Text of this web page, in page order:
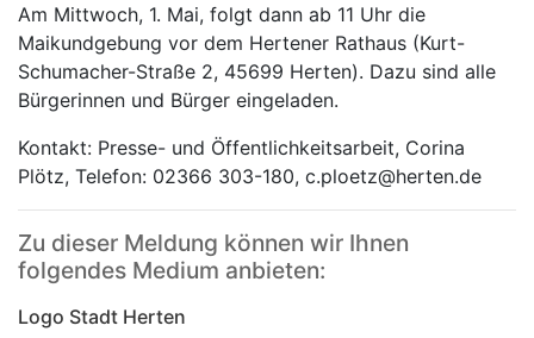
Am Mittwoch, 1. Mai, folgt dann ab 11 Uhr die
Maikundgebung vor dem Hertener Rathaus (Kurt-
Schumacher-Straße 2, 45699 Herten). Dazu sind alle
Bürgerinnen und Bürger eingeladen.
Kontakt: Presse- und Öffentlichkeitsarbeit, Corina
Plötz, Telefon: 02366 303-180, c.ploetz@herten.de
Zu dieser Meldung können wir Ihnen
folgendes Medium anbieten:
Logo Stadt Herten